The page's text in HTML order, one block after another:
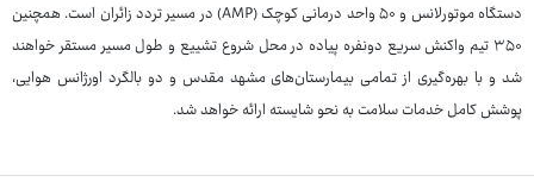
دستگاه موتورلانس و ۵۰ واحد درمانی کوچک (AMP) در مسیر تردد زائران است. همچنین
۳۵۰ تیم واکنش سریع دونفره پیاده در محل شروع تشییع و طول مسیر مستقر خواهند
شد و با بهره‌گیری از تمامی بیمارستان‌های مشهد مقدس و دو بالگرد اورژانس هوایی،
پوشش کامل خدمات سلامت به نحو شایسته ارائه خواهد شد.